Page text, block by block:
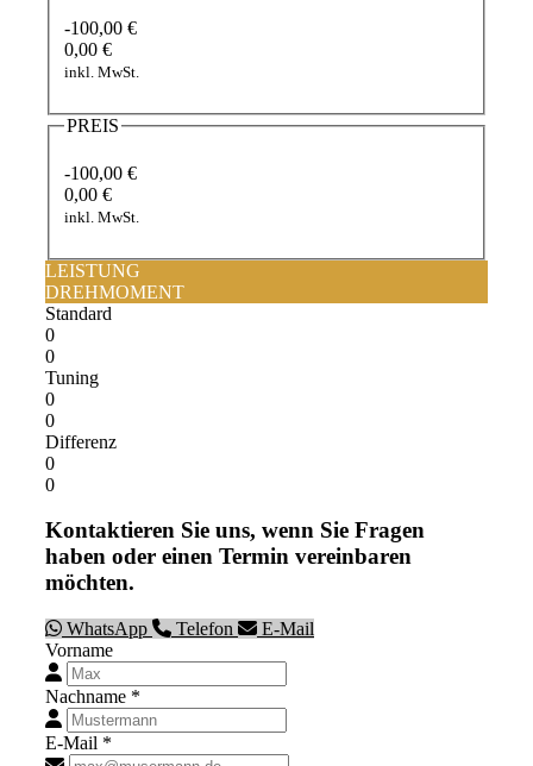
-100,00 €
0,00 €
inkl. MwSt.
PREIS
-100,00 €
0,00 €
inkl. MwSt.
LEISTUNG
DREHMOMENT
Standard
0
0
Tuning
0
0
Differenz
0
0
Kontaktieren Sie uns, wenn Sie Fragen
haben oder einen Termin vereinbaren
möchten.
WhatsApp Telefon
E-Mail
Vorname
Nachname *
E-Mail *